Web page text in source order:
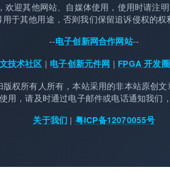
迎其他网站、自媒体使用，使用时请注
用于其他用途，否则我们保留追诉侵权的权
--电子创新网合作网站--
技术社区 | 电子创新元件网 | FPGA 开发圈
权所有人所有，本站采用的非本站原创
，请及时通过电子邮件或电话通知我们
关于我们 | 粤ICP备12070055号